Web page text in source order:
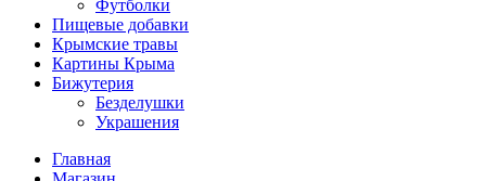
Футболки
Пищевые добавки
Крымские травы
Картины Крыма
Бижутерия
Безделушки
Украшения
Главная